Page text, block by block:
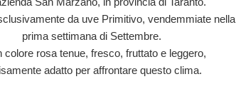
da uve Primitivo, vendemmiate nella
prima settimana di Settembre.
colore rosa tenue, fresco, fruttato e leggero,
adatto per affrontare questo clima.